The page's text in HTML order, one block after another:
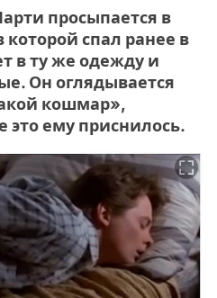
просыпается в
спал ранее в
в ту же одежду и
Он оглядывается
кошмар»,
это ему приснилось.